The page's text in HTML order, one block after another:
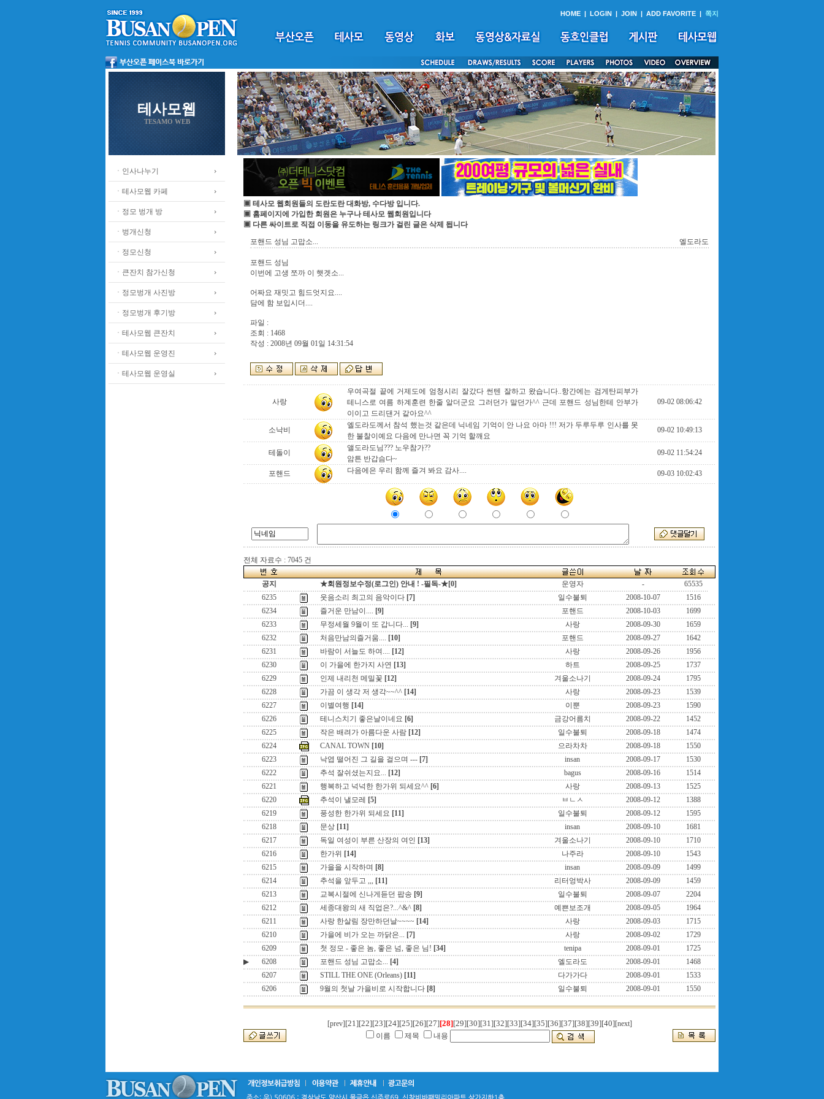
HOME | LOGIN | JOIN | ADD FAVORITE | 쪽지
테사모웹
TESAMO WEB
ㆍ인사나누기
ㆍ테사모웹 카페
ㆍ정모 벙개 방
ㆍ벙개신청
ㆍ정모신청
ㆍ큰잔치 참가신청
ㆍ정모벙개 사진방
ㆍ정모벙개 후기방
ㆍ테사모웹 큰잔치
ㆍ테사모웹 운영진
ㆍ테사모웹 운영실
▣ 테사모 웹회원들의 도란도란 대화방, 수다방 입니다.
▣ 홈페이지에 가입한 회원은 누구나 테사모 웹회원입니다
▣ 다른 싸이트로 직접 이동을 유도하는 링크가 걸린 글은 삭제 됩니다
포핸드 성님 고맙소...
엘도라도
포핸드 성님
이번에 고생 쪼까 이 햇겟소...
어짜요 재밋고 힘드엇지요....
담에 함 보입시더....
파일 :
조회 : 1468
작성 : 2008년 09월 01일 14:31:54
사랑
우여곡절 끝에 거제도에 엄청시리 잘갔다 썬텐 잘하고 왔습니다..항간에는 검게탄피부가
테니스로 여름 하계훈련 한줄 알더군요 그러던가 말던가^^ 근데 포핸드 성님한테 안부가
이이고 드리댄거 같아요^^
09-02 08:06:42
소낙비
엘도라도께서 참석 했는것 같은데 닉네임 기억이 안 나요 아마 !!! 저가 두루두루 인사를 못
한 불찰이예요 다음에 만나면 꼭 기억 할깨요
09-02 10:49:13
테돌이
앨도라도님??? 노우참가??
암튼 반갑슴다~
09-02 11:54:24
포핸드 다음에은 우리 함께 즐겨 봐요 감사.... 09-03 10:02:43
전체 자료수 : 7045 건
공지 ★회원정보수정(로그인) 안내 ! -필독-★[0] 운영자 -
65535
6235
웃음소리 최고의 음악이다 [7] 일수불퇴 2008-10-07
1516
6234
즐거운 만남이.... [9] 포핸드 2008-10-03
1699
6233
무정세월 9월이 또 갑니다... [9] 사랑 2008-09-30
1659
6232
처음만남의즐거움.... [10] 포핸드 2008-09-27
1642
6231
바람이 서늘도 하여.... [12] 사랑 2008-09-26
1956
6230
이 가을에 한가지 사연 [13] 하트 2008-09-25
1737
6229
인제 내리천 메밀꽃 [12] 겨울소나기 2008-09-24
1795
6228
가끔 이 생각 저 생각~~^^ [14] 사랑 2008-09-23
1539
6227
이별여행 [14] 이뿐 2008-09-23
1590
6226
테니스치기 좋은날이네요 [6] 금강어름치 2008-09-22
1452
6225
작은 배려가 아름다운 사람 [12] 일수불퇴 2008-09-18
1474
6224
CANAL TOWN [10] 으라차차 2008-09-18
1550
6223
낙엽 떨어진 그 길을 걸으며 --- [7] insan 2008-09-17
1530
6222
추석 잘쉬셨는지요... [12] bagus 2008-09-16
1514
6221
행복하고 넉넉한 한가위 되세요^^ [6] 사랑 2008-09-13
1525
6220
추석이 낼모레 [5] ㅂㄴㅅ 2008-09-12
1388
6219
풍성한 한가위 되세요 [11] 일수불퇴 2008-09-12
1595
6218
문상 [11] insan 2008-09-10
1681
6217
독일 여성이 부른 산장의 여인 [13] 겨울소나기 2008-09-10
1710
6216
한가위 [14] 나주라 2008-09-10
1543
6215
가을을 시작하며 [8] insan 2008-09-09
1499
6214
추석을 앞두고 ,,, [11] 리터엉박사 2008-09-09
1459
6213
교복시절에 신나게듣던 팝송 [9] 일수불퇴 2008-09-07
2204
6212
세종대왕의 새 직업은?...^&^ [8] 예쁜보조개 2008-09-05
1964
6211
사랑 한살림 장만하던날~~~~ [14] 사랑 2008-09-03
1715
6210
가을에 비가 오는 까닭은... [7] 사랑 2008-09-02
1729
6209
첫 정모 - 좋은 놈, 좋은 넘, 좋은 님! [34] tenipa 2008-09-01
1725
▶
6208 포핸드 성님 고맙소... [4] 엘도라도 2008-09-01
1468
6207
STILL THE ONE (Orleans) [11] 다가가다 2008-09-01
1533
6206
9월의 첫날 가을비로 시작합니다 [8] 일수불퇴 2008-09-01 1550
[prev] [21][22][23][24][25][26][27][28][29][30][31][32][33][34][35][36][37][38][39][40][next]
이름
제목 내용